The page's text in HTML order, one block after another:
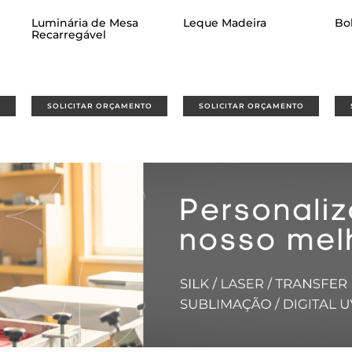
Leque Madeira
SOLICITAR ORÇAMENTO
Bolsa Palha Trançada
SOLICITAR ORÇAMENTO